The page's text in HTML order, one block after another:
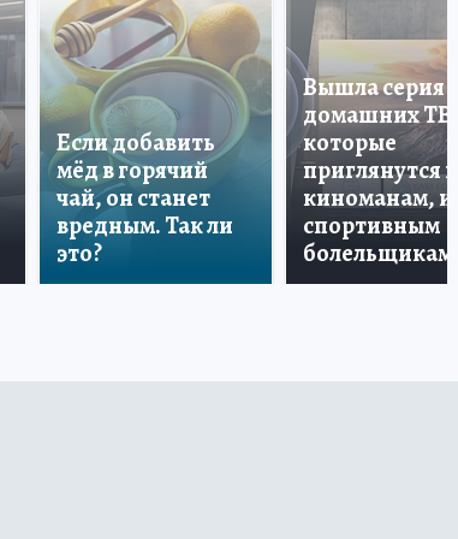
Если добавить
мёд в горячий
чай, он станет
вредным. Так ли
это?
Вышла серия
домашних ТВ,
которые
приглянутся и
киноманам, и
спортивным
болельщикам